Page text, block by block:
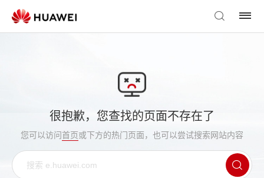
很抱歉，您查找的页面不存在了
您可以访问首页或下方的热门页面，也可以尝试搜索网站内容